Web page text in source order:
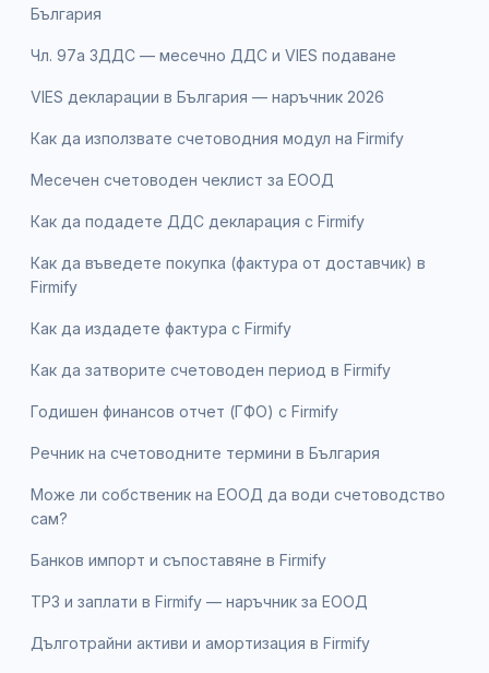
България
Чл. 97а ЗДДС — месечно ДДС и VIES подаване
VIES декларации в България — наръчник 2026
Как да използвате счетоводния модул на Firmify
Месечен счетоводен чеклист за ЕООД
Как да подадете ДДС декларация с Firmify
Как да въведете покупка (фактура от доставчик) в
Firmify
Как да издадете фактура с Firmify
Как да затворите счетоводен период в Firmify
Годишен финансов отчет (ГФО) с Firmify
Речник на счетоводните термини в България
Може ли собственик на ЕООД да води счетоводство
сам?
Банков импорт и съпоставяне в Firmify
ТРЗ и заплати в Firmify — наръчник за ЕООД
Дълготрайни активи и амортизация в Firmify